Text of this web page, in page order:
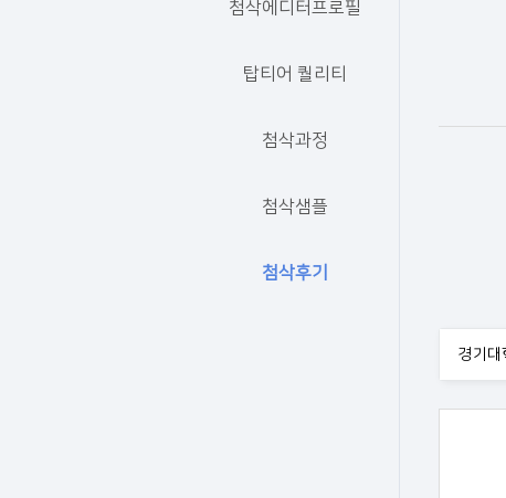
첨삭에디터프로필
탑티어 퀄리티
첨삭과정
첨삭샘플
첨삭후기